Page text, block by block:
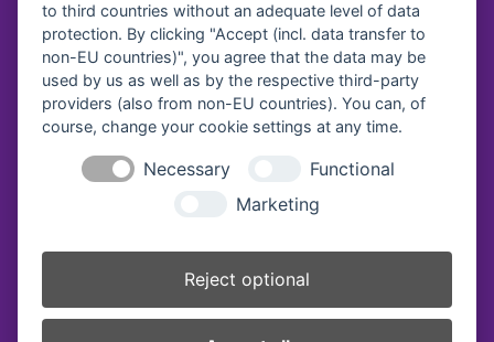
Diakonisches Werk Traunstein e.V.
Kreissparkasse Traunstein-Trostberg
IBAN:DE64 7105 2050 0040 7535 92
BIC:BYLADEM1TST
Diakonie Service & Pflege gGmbH
VR Bank Oberbayern Südost eG
DE69 7109 0000 0008 2579 57
Vereinsregister-Nr:
Amtsgericht Traunstein, VR 40
to third countries without an adequate level of data
protection. By clicking "Accept (incl. data transfer to
non-EU countries)", you agree that the data may be
used by us as well as by the respective third-party
providers (also from non-EU countries). You can, of
course, change your cookie settings at any time.
Necessary
Functional
Marketing
Reject optional